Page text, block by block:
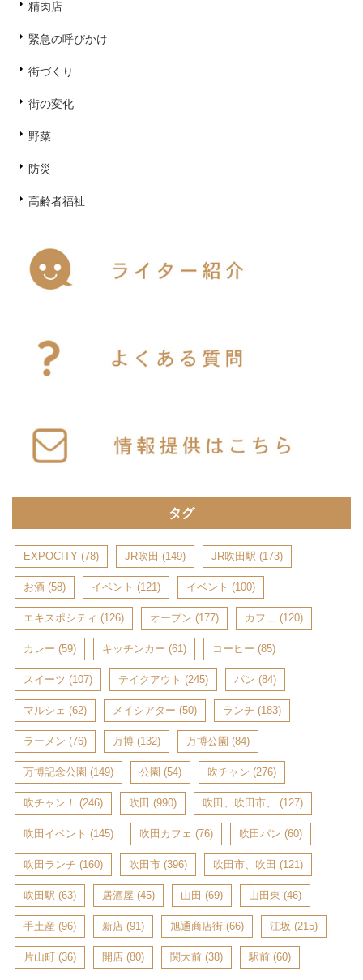
精肉店
緊急の呼びかけ
街づくり
街の変化
野菜
防災
高齢者福祉
タグ
EXPOCITY (78) JR吹田 (149) JR吹田駅 (173)
お酒 (58) イベント (121) イベント (100)
エキスポシティ (126) オープン (177) カフェ (120)
カレー (59) キッチンカー (61) コーヒー (85)
スイーツ (107) テイクアウト (245) パン (84)
マルシェ (62) メイシアター (50) ランチ (183)
ラーメン (76) 万博 (132) 万博公園 (84)
万博記念公園 (149) 公園 (54) 吹チャン (276)
吹チャン！ (246) 吹田 (990) 吹田、吹田市、 (127)
吹田イベント (145) 吹田カフェ (76) 吹田パン (60)
吹田ランチ (160) 吹田市 (396) 吹田市、吹田 (121)
吹田駅 (63) 居酒屋 (45) 山田 (69) 山田東 (46)
手土産 (96) 新店 (91) 旭通商店街 (66) 江坂 (215)
片山町 (36) 開店 (80) 関大前 (38) 駅前 (60)